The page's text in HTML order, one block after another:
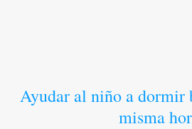
Ayudar al niño a dormir
misma